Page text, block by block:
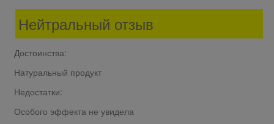
Нейтральный отзыв
Достоинства:
Натуральный продукт
Недостатки:
Особого эффекта не увидела